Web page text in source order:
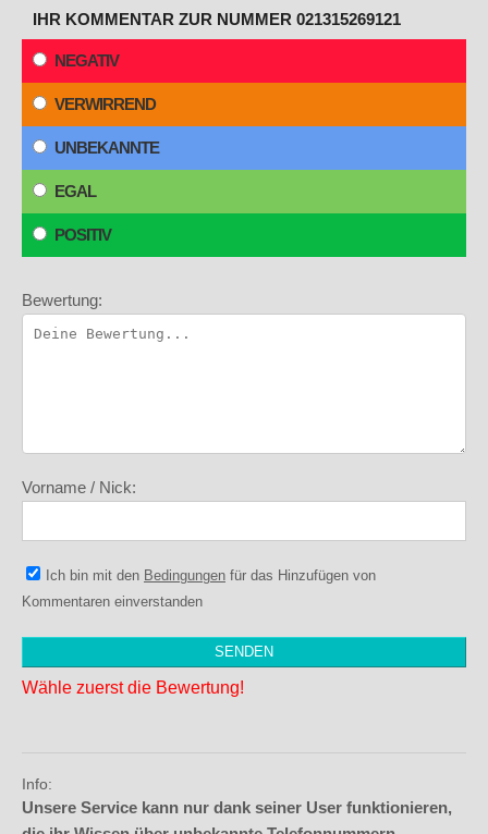
IHR KOMMENTAR ZUR NUMMER 021315269121
NEGATIV
VERWIRREND
UNBEKANNTE
EGAL
POSITIV
Bewertung:
Vorname / Nick:
Ich bin mit den Bedingungen für das Hinzufügen von
Kommentaren einverstanden
Wähle zuerst die Bewertung!
Info:
Unsere Service kann nur dank seiner User funktionieren,